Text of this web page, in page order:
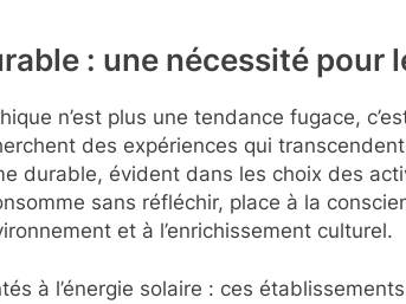
: une nécessité pour
n’est plus une tendance fugace,
des expériences qui
durable, évident dans les choix des
sans réfléchir, place à la
et à l’enrichissement culturel.
à l’énergie solaire : ces